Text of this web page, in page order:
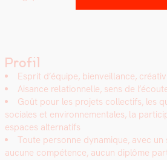
Profil
Esprit d’équipe, bien­veil­lance,
Aisance rela­tion­nelle, sens de
Goût pour les pro­jets col­lec­tifs, les
sociales et envi­ron­nemen­tales, la
espaces alter­nat­ifs
Toute per­son­ne dynamique, avec un
aucune com­pé­tence, aucun diplôme